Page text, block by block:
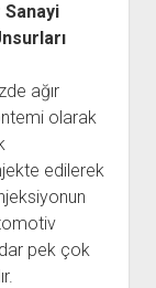
ağır
olarak
edilerek
pek çok